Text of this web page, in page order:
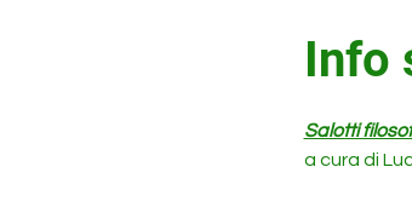
Info
Salotti
a cura di